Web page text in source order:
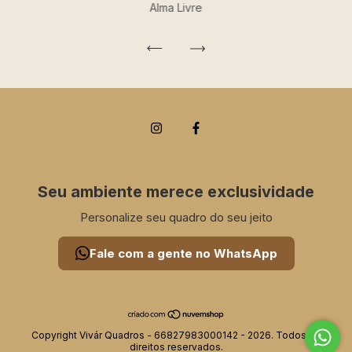
Alma Livre
Seu ambiente merece exclusividade
Personalize seu quadro do seu jeito
Fale com a gente no WhatsApp
Copyright Vivár Quadros - 66827983000142 - 2026. Todos os
direitos reservados.